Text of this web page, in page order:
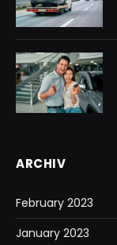
ARCHIV
February 2023
January 2023